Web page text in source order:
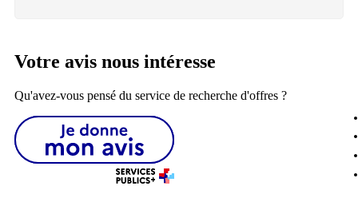
Votre avis nous intéresse
Qu'avez-vous pensé du service de recherche d'offres ?